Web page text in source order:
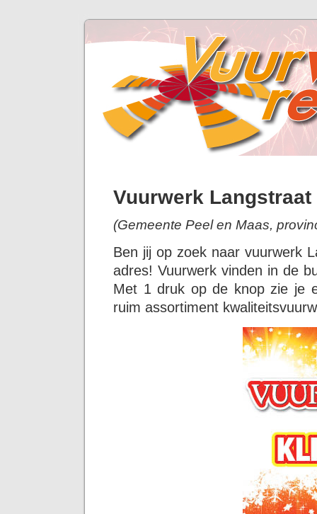
Vuurwerk Langstraat
(Gemeente Peel en Maas,
Ben jij op zoek naar vuurwerk
adres! Vuurwerk vinden in de
Met 1 druk op de knop zie je
ruim assortiment